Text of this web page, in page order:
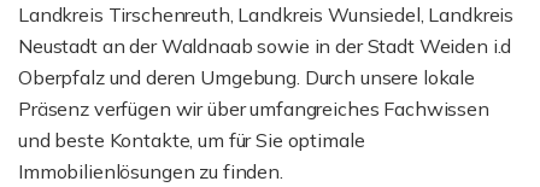
Landkreis Tirschenreuth, Landkreis Wunsiedel, Landkreis
Neustadt an der Waldnaab sowie in der Stadt Weiden i.d
Oberpfalz und deren Umgebung. Durch unsere lokale
Präsenz verfügen wir über umfangreiches Fachwissen
und beste Kontakte, um für Sie optimale
Immobilienlösungen zu finden.